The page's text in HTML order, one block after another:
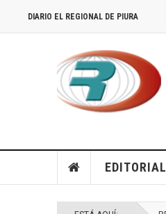
DIARIO EL REGIONAL DE PIURA
EDITORIAL